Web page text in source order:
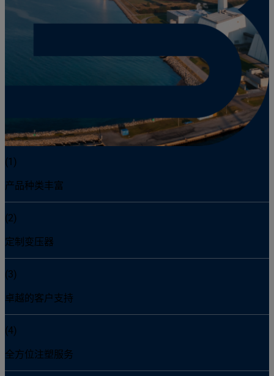
(1)
产品种类丰富
(2)
定制变压器
(3)
卓越的客户支持
(4)
全方位注塑服务